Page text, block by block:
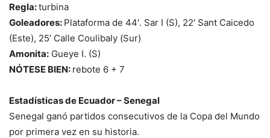
Regla:turbina
Goleadores: Plataforma de 44′. Sar I (S), 22′ Sant Caicedo
(Este), 25′ Calle Coulibaly (Sur)
Amonita: Gueye I. (S)
NÓTESE BIEN: rebote 6 + 7
Estadísticas de Ecuador – Senegal
Senegal ganó partidos consecutivos de la Copa del Mundo
por primera vez en su historia.